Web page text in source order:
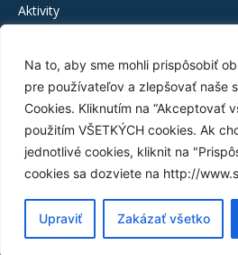
Na to, aby sme mohli prispôsobiť
pre používateľov a zlepšovať naše
Cookies. Kliknutím na “Akceptovať
použitím VŠETKÝCH cookies. Ak
jednotlivé cookies, kliknit na
cookies sa dozviete na http://
Upraviť Zakázať všetko
Aktivity
Publikácie
Test MSP
Tlačové správy
Byrokratický nezmysel
Infografiky
Analýzy gold-platingu